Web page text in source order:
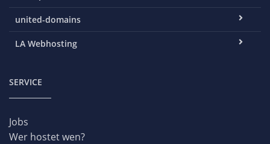
united-domains
LA Webhosting
SERVICE
Jobs
Wer hostet wen?